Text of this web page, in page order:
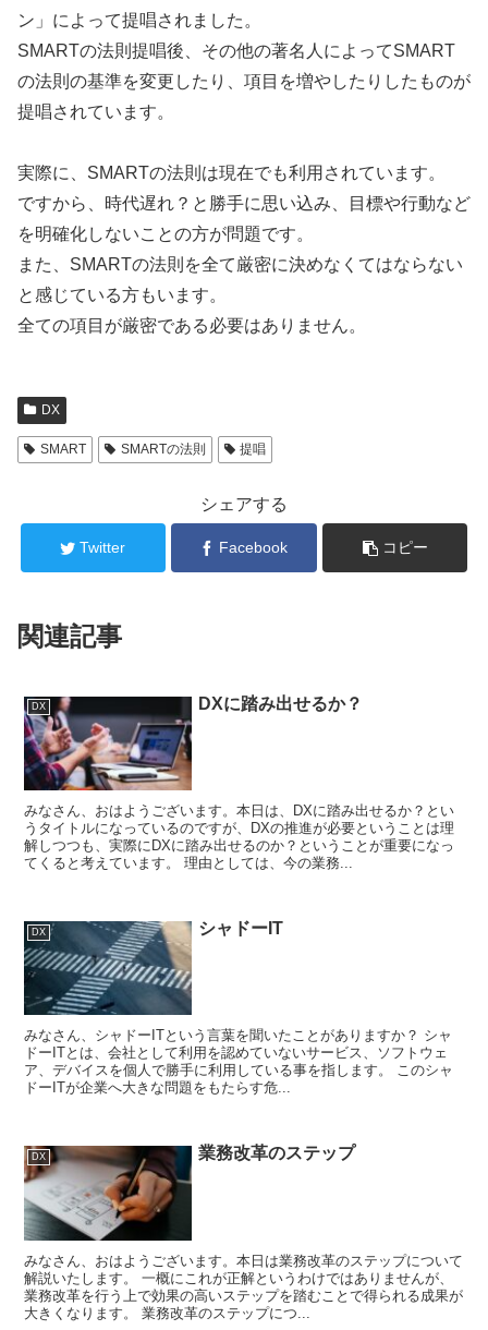
ン」によって提唱されました。
SMARTの法則提唱後、その他の著名人によってSMART
の法則の基準を変更したり、項目を増やしたりしたものが
提唱されています。
実際に、SMARTの法則は現在でも利用されています。
ですから、時代遅れ？と勝手に思い込み、目標や行動など
を明確化しないことの方が問題です。
また、SMARTの法則を全て厳密に決めなくてはならない
と感じている方もいます。
全ての項目が厳密である必要はありません。
DX
SMART SMARTの法則 提唱
シェアする
Twitter Facebook コピー
関連記事
DX DXに踏み出せるか？
みなさん、おはようございます。本日は、DXに踏み出せるか？とい
うタイトルになっているのですが、DXの推進が必要ということは理
解しつつも、実際にDXに踏み出せるのか？ということが重要になっ
てくると考えています。 理由としては、今の業務...
DX シャドーIT
みなさん、シャドーITという言葉を聞いたことがありますか？ シャ
ドーITとは、会社として利用を認めていないサービス、ソフトウェ
ア、デバイスを個人で勝手に利用している事を指します。 このシャ
ドーITが企業へ大きな問題をもたらす危...
DX 業務改革のステップ
みなさん、おはようございます。本日は業務改革のステップについて
解説いたします。 一概にこれが正解というわけではありませんが、
業務改革を行う上で効果の高いステップを踏むことで得られる成果が
大きくなります。 業務改革のステップにつ...